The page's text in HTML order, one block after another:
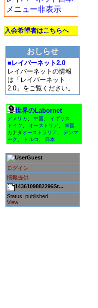
メニュー非表示
入会希望者はこちらへ
おしらせ
■レイバーネット2.0
レイバーネットの情報
は「レイバーネット
2.0」をご覧ください。
世界のLabornet
アメリカ 中国 イギリス
ドイツ
オーストリア 韓国
カナダオーストラリア
デンマ
ーク
トルコ 日本
Guest
ログイン
情報提供
1436109882296St...
Status: published
View